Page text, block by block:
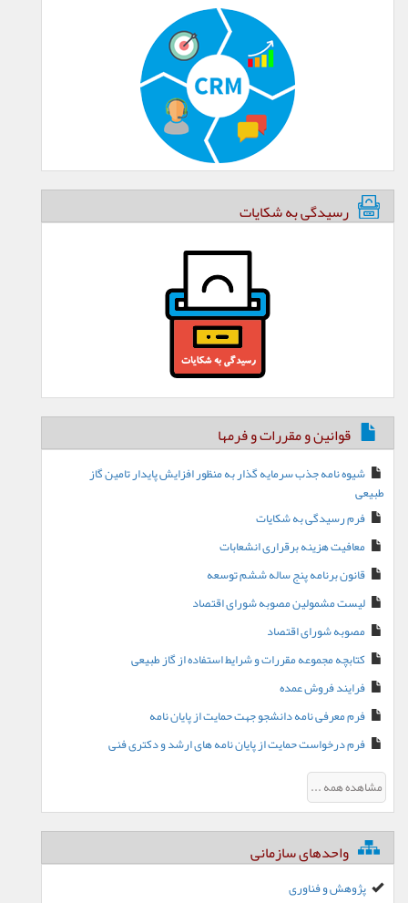
رسیدگی به شکایات
قوانین و مقررات و فرمها
شیوه نامه جذب سرمایه گذار به منظور افزایش پایدار تامین گاز
طبیعی
فرم رسیدگی به شکایات
معافیت هزینه برقراری انشعابات
قانون برنامه پنج ساله ششم توسعه
لیست مشمولین مصوبه شورای اقتصاد
مصوبه شورای اقتصاد
کتابچه مجموعه مقررات و شرایط استفاده از گاز طبیعی
فرایند فروش عمده
فرم معرفی نامه دانشجو جهت حمایت از پایان نامه
فرم درخواست حمایت از پایان نامه های ارشد و دکتری فنی
مشاهده همه ...
واحدهای سازمانی
پژوهش و فناوری